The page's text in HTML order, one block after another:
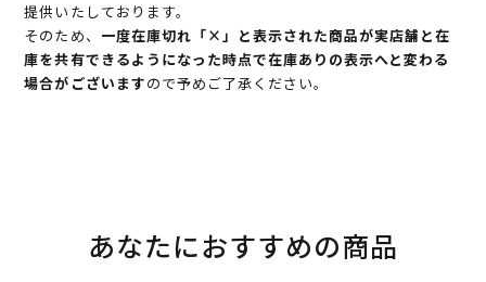
提供いたしております。
そのため、 一度在庫切れ「×」と表示された商品が実店舗と在
庫を共有できるようになった時点で在庫ありの表示へと変わる
場合がございますので予めご了承ください。
あなたにおすすめの商品